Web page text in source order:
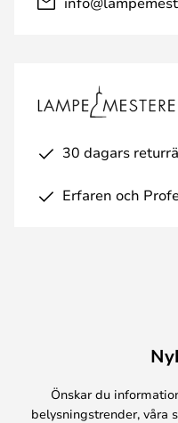
30 dagars
Erfaren och
Önskar du
belysningstrender, våra